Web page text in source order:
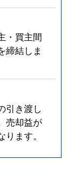
徒
徒
徒
・買主間
締結しま
引き渡し
売却益が
ます。